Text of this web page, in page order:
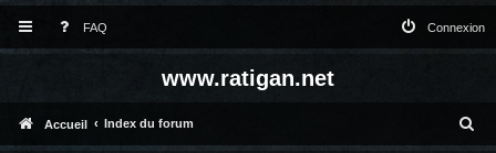
FAQ Connexion
www.ratigan.net
Accueil Index du forum